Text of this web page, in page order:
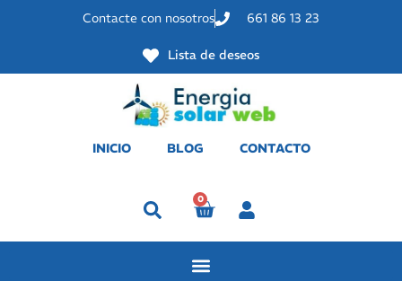
Contacte con nosotros 661 86 13 23
Lista de deseos
INICIO BLOG CONTACTO
0